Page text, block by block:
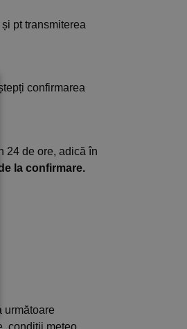
pt transmiterea
confirmarea
24 de ore, adică în
la confirmare.
următoare
condiții meteo